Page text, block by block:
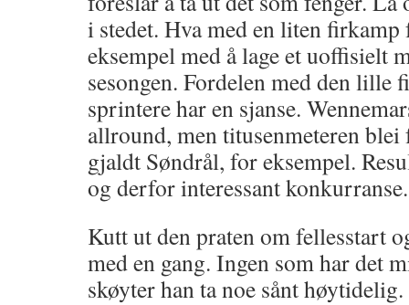
i stedet. Hva med en liten
eksempel med å lage et uoffisielt
sesongen. Fordelen med den lille
sprintere har en sjanse.
allround, men titusenmeteren blei
gjaldt Søndrål, for eksempel.
og derfor interessant konkurranse.
Kutt ut den praten om fellesstart
med en gang. Ingen som har det
skøyter han ta noe sånt høytidelig.